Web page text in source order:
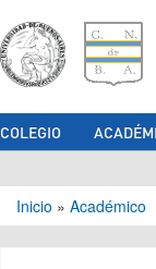
COLEGIO
Se
Inicio » Académico